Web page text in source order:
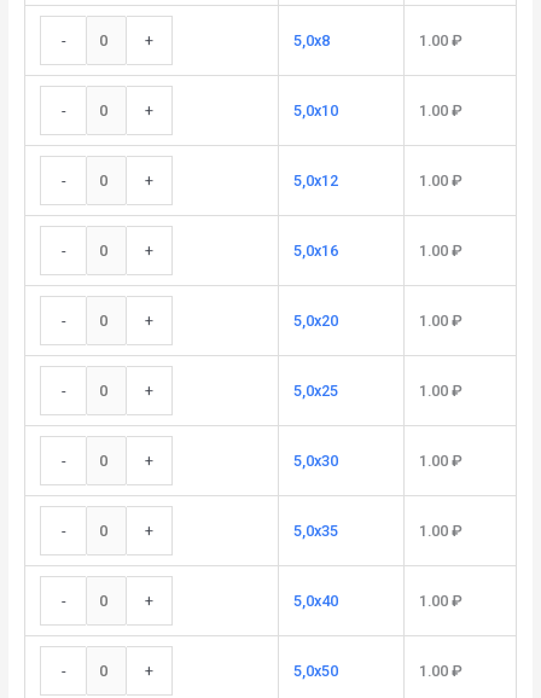
- + 5,0x8 1.00₽
- + 5,0x10 1.00₽
- + 5,0x12 1.00₽
- + 5,0x16 1.00₽
- + 5,0x20 1.00₽
- + 5,0x25 1.00₽
- + 5,0x30 1.00₽
- + 5,0x35 1.00₽
- + 5,0x40 1.00₽
- + 5,0x50 1.00₽